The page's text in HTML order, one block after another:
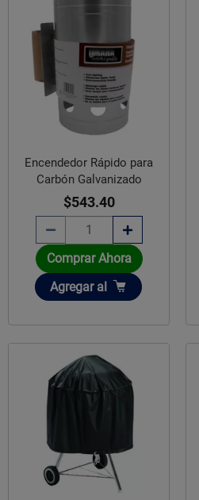
Encendedor Rápido para
Carbón Galvanizado
$543.40
Comprar Ahora
Añadir
Agregar al